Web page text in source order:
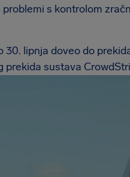
s kontrolom
30. lipnja doveo do
prekida sustava